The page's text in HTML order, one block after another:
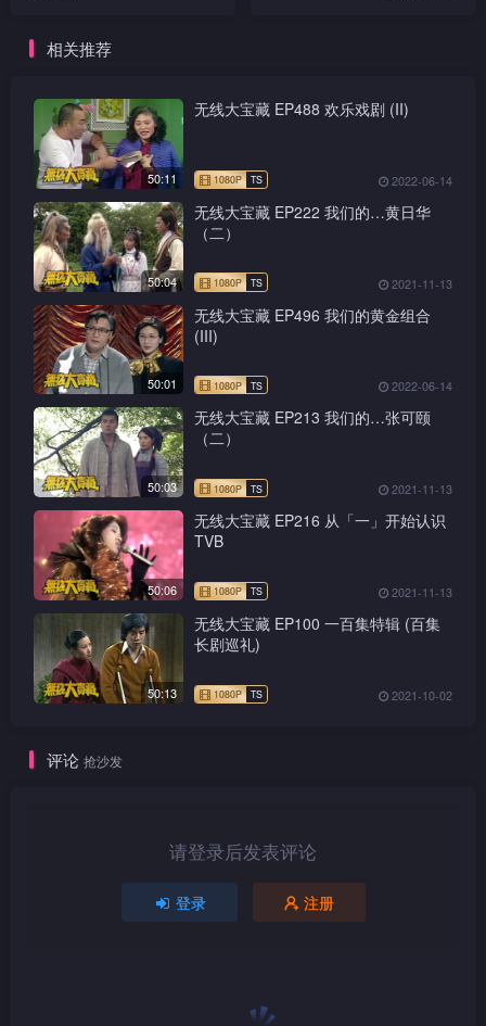
相关推荐
50:11
无线大宝藏 EP488 欢乐戏剧 (II)
1080P
2022-06-14
50:04
无线大宝藏 EP222 我们的…黄日华
（二）
2021-11-13
50:01
无线大宝藏 EP496 我们的黄金组合
(III)
2022-06-14
50:03
无线大宝藏 EP213 我们的…张可颐
（二）
2021-11-13
50:06
无线大宝藏 EP216 从「一」开始认识
TVB
2021-11-13
50:13
无线大宝藏 EP100 一百集特辑 (百集
长剧巡礼)
2021-10-02
评论 抢沙发
请登录后发表评论
登录 注册